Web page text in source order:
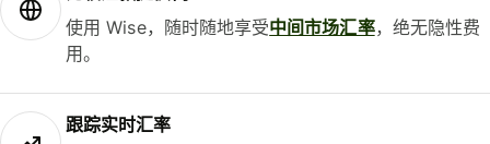
使用 Wise，随时随地享受中间市场汇率，绝无隐性费
用。
跟踪实时汇率